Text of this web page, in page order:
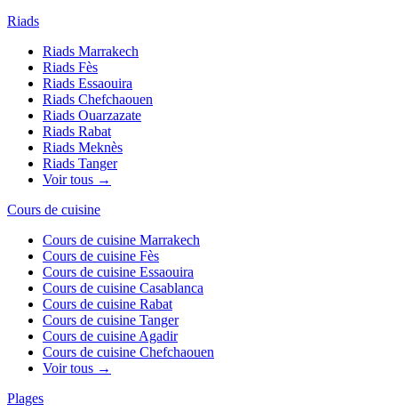
Riads
Riads Marrakech
Riads Fès
Riads Essaouira
Riads Chefchaouen
Riads Ouarzazate
Riads Rabat
Riads Meknès
Riads Tanger
Voir tous →
Cours de cuisine
Cours de cuisine Marrakech
Cours de cuisine Fès
Cours de cuisine Essaouira
Cours de cuisine Casablanca
Cours de cuisine Rabat
Cours de cuisine Tanger
Cours de cuisineAgadir
Cours de cuisine Chefchaouen
Voir tous →
Plages